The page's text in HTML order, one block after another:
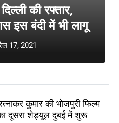
रत्नाकर कुमार की भोजपुरी फिल्म
दूसरा शेड्यूल दुबई में शुरू
की रफ्तार,
इस बंदी में भी लागू
17, 2021